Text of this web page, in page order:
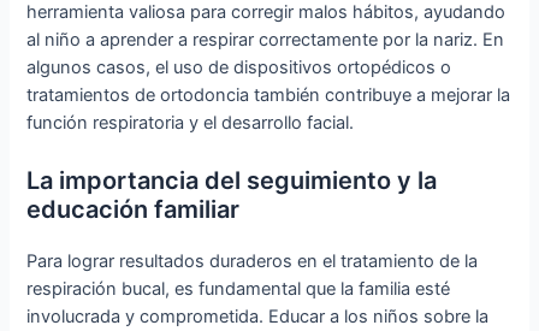
herramienta valiosa para corregir malos hábitos, ayudando
al niño a aprender a respirar correctamente por la nariz. En
algunos casos, el uso de dispositivos ortopédicos o
tratamientos de ortodoncia también contribuye a mejorar la
función respiratoria y el desarrollo facial.
La importancia del seguimiento y la
educación familiar
Para lograr resultados duraderos en el tratamiento de la
respiración bucal, es fundamental que la familia esté
involucrada y comprometida. Educar a los niños sobre la